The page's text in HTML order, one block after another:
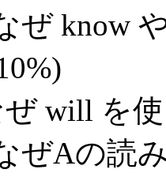
ぜ know
ぜ will を
ぜAの読